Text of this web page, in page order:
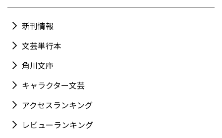
新刊情報
文芸単行本
角川文庫
キャラクター文芸
アクセスランキング
レビューランキング